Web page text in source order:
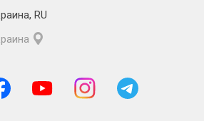
, RU